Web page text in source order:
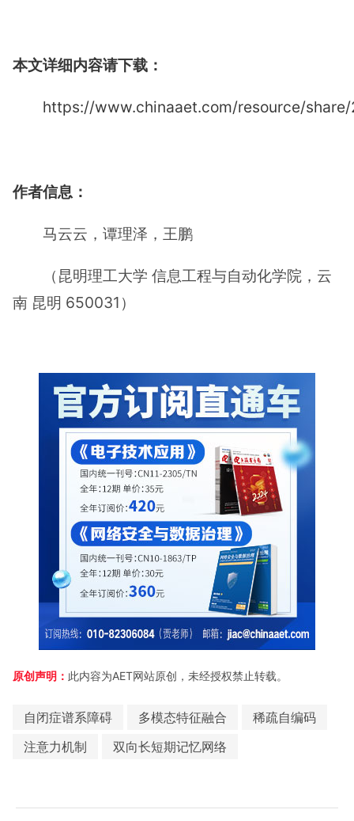
本文详细内容请下载：
https://www.chinaaet.com/resource/
作者信息：
马云云，谭理泽，王鹏
（昆明理工大学 信息工程与自动化学院，云
南 昆明 650031）
原创声明： 此内容为AET网站原创，未经授权禁止转载。
自闭症谱系障碍 多模态特征融合
稀疏自编码
注意力机制
双向长短期记忆网络